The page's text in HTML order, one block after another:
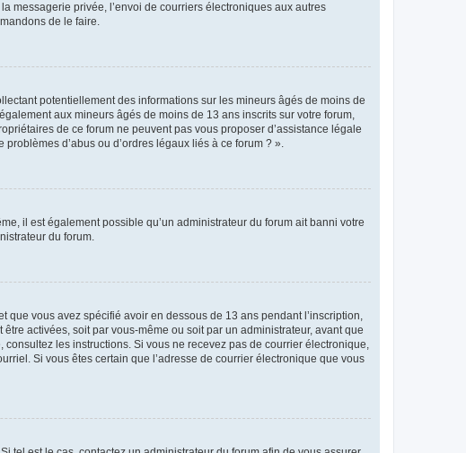
messagerie privée, l’envoi de courriers électroniques aux autres
de le faire.
potentiellement des informations sur les mineurs âgés de moins de
aux mineurs âgés de moins de 13 ans inscrits sur votre forum,
de ce forum ne peuvent pas vous proposer d’assistance légale
d’abus ou d’ordres légaux liés à ce forum ? ».
il est également possible qu’un administrateur du forum ait banni votre
du forum.
que vous avez spécifié avoir en dessous de 13 ans pendant l’inscription,
activées, soit par vous-même ou soit par un administrateur, avant que
les instructions. Si vous ne recevez pas de courrier électronique,
Si vous êtes certain que l’adresse de courrier électronique que vous